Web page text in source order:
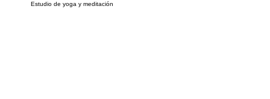
Estudio de yoga y meditación